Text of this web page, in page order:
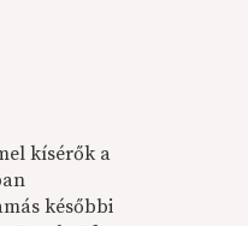
kísérők a
későbbi